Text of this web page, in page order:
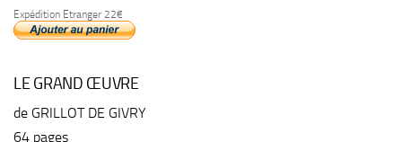
Expédition Etranger 22€
LE GRAND ŒUVRE
de GRILLOT DE GIVRY
64 pages